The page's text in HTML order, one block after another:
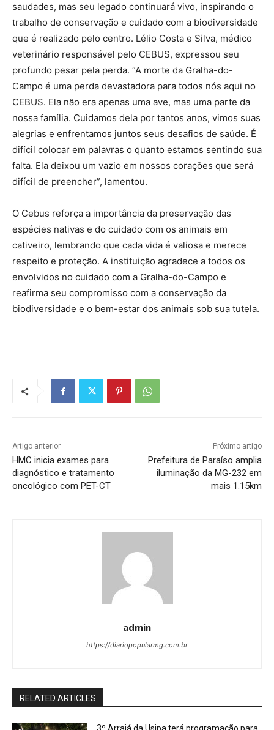
saudades, mas seu legado continuará vivo, inspirando o
trabalho de conservação e cuidado com a biodiversidade
que é realizado pelo centro. Lélio Costa e Silva, médico
veterinário responsável pelo CEBUS, expressou seu
profundo pesar pela perda. “A morte da Gralha-do-
Campo é uma perda devastadora para todos nós aqui no
CEBUS. Ela não era apenas uma ave, mas uma parte da
nossa família. Cuidamos dela por tantos anos, vimos suas
alegrias e enfrentamos juntos seus desafios de saúde. É
difícil colocar em palavras o quanto estamos sentindo sua
falta. Ela deixou um vazio em nossos corações que será
difícil de preencher”, lamentou.
O Cebus reforça a importância da preservação das
espécies nativas e do cuidado com os animais em
cativeiro, lembrando que cada vida é valiosa e merece
respeito e proteção. A instituição agradece a todos os
envolvidos no cuidado com a Gralha-do-Campo e
reafirma seu compromisso com a conservação da
biodiversidade e o bem-estar dos animais sob sua tutela.
Artigo anterior
HMC inicia exames para
diagnóstico e tratamento
oncológico com PET-CT
Próximo artigo
Prefeitura de Paraíso amplia
iluminação da MG-232 em
mais 1.15km
admin
https://diariopopularmg.com.br
RELATED ARTICLES